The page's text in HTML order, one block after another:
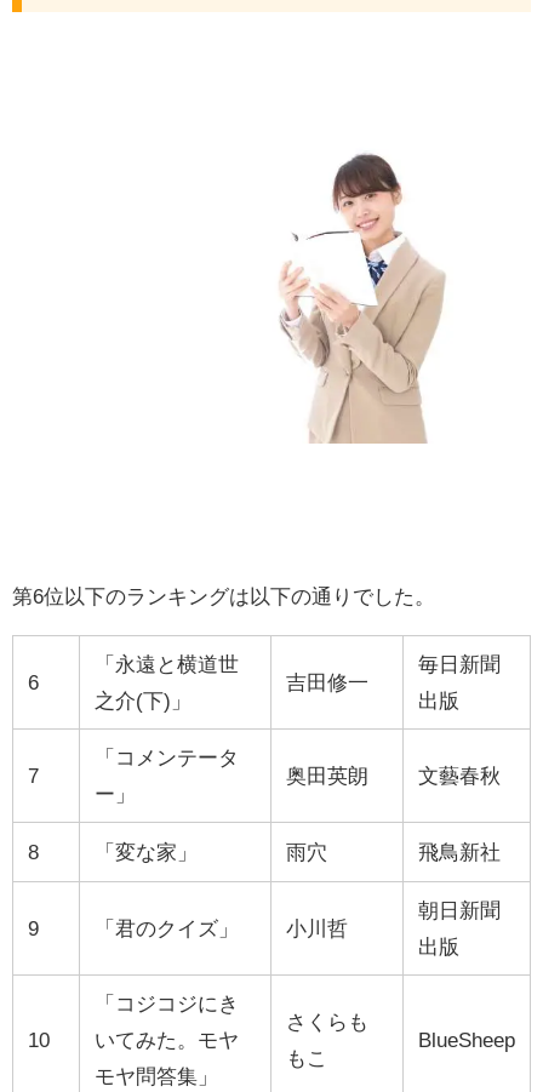
第6位以下のランキングは以下の通りでした。
6
「永遠と横道世
之介(下)」
吉田修一
毎日新聞
出版
7
「コメンテータ
ー」
奥田英朗 文藝春秋
8 「変な家」 雨穴 飛鳥新社
9 「君のクイズ」 小川哲
朝日新聞
出版
10
「コジコジにき
いてみた。モヤ
モヤ問答集」
さくらも
もこ
BlueSheep